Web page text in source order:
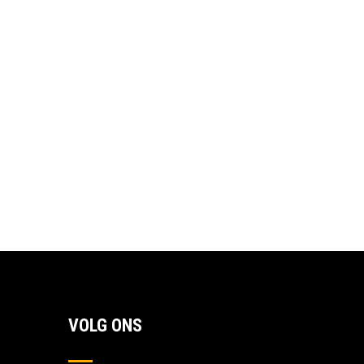
VOLG ONS